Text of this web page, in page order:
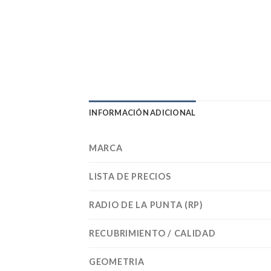
INFORMACIÓN ADICIONAL
MARCA
LISTA DE PRECIOS
RADIO DE LA PUNTA (RP)
RECUBRIMIENTO / CALIDAD
GEOMETRIA